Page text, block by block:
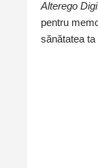
Alterego
pentru
sănătatea